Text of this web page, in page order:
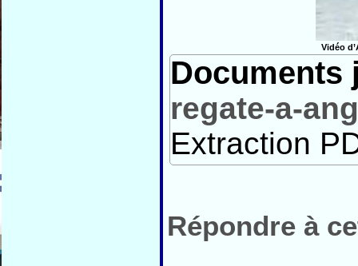
Vidéo
Documents
regate-a-
Extraction
Répondre à